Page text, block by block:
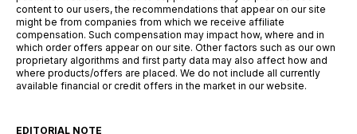
content to our users, the recommendations that appear on our site
might be from companies from which we receive affiliate
compensation. Such compensation may impact how, where and in
which order offers appear on our site. Other factors such as our own
proprietary algorithms and first party data may also affect how and
where products/offers are placed. We do not include all currently
available financial or credit offers in the market in our website.
EDITORIAL NOTE